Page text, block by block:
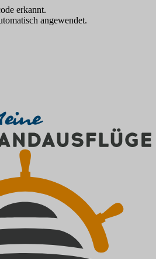
erkannt.
angewendet.